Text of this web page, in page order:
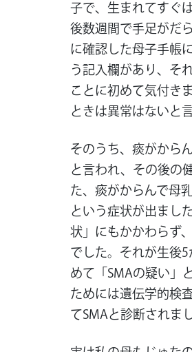
子で、生まれてすぐ
後数週間で手足がだ
に確認した母子手帳
う記入欄があり、そ
ことに初めて気付き
ときは異常はないと
そのうち、痰がから
と言われ、その後の
た、痰がからんで母
という症状が出まし
状」にもかかわらず
でした。それが生後
めて「SMAの疑い」
ためには遺伝学的検
てSMAと診断されま